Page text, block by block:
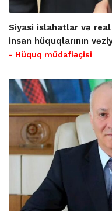
Siyasi islahatlar və real
insan hüquqlarının
- Hüquq müdafiəçisi